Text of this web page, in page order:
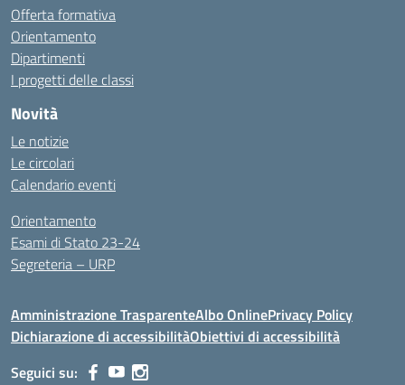
Offerta formativa
Orientamento
Dipartimenti
I progetti delle classi
Novità
Le notizie
Le circolari
Calendario eventi
Orientamento
Esami di Stato 23-24
Segreteria – URP
Amministrazione TrasparenteAlbo OnlinePrivacy Policy
Dichiarazione di accessibilitàObiettivi di accessibilità
Seguici su: